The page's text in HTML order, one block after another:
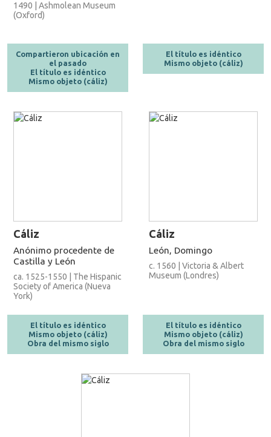
1490 | Ashmolean Museum
(Oxford)
Compartieron ubicación en
el pasado
El título es idéntico
Mismo objeto (cáliz)
El título es idéntico
Mismo objeto (cáliz)
Cáliz
Anónimo procedente de
Castilla y León
ca. 1525-1550 | The Hispanic
Society of America (Nueva
York)
El título es idéntico
Mismo objeto (cáliz)
Obra del mismo siglo
Cáliz
León, Domingo
c. 1560 | Victoria & Albert
Museum (Londres)
El título es idéntico
Mismo objeto (cáliz)
Obra del mismo siglo